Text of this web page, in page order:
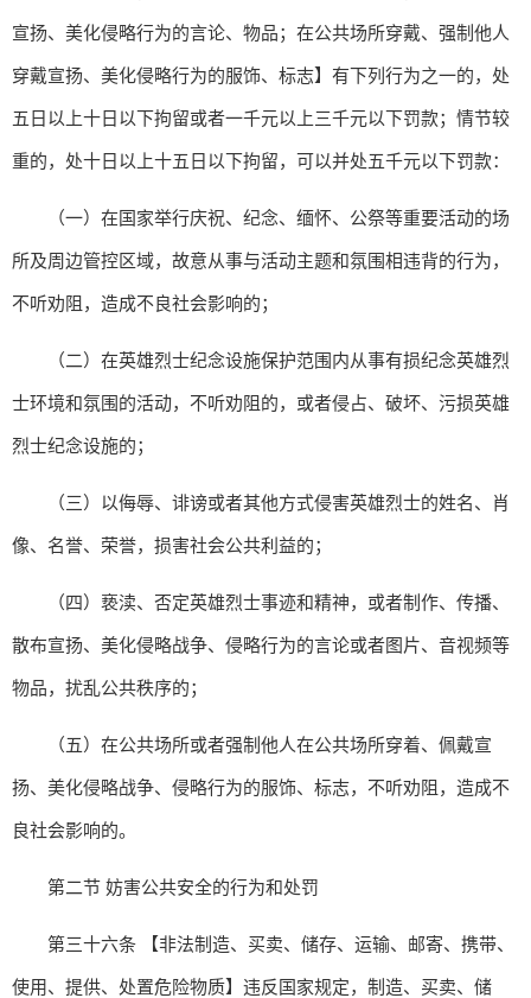
宣扬、美化侵略行为的言论、物品；在公共场所穿戴、强制他人
穿戴宣扬、美化侵略行为的服饰、标志】有下列行为之一的，处
五日以上十日以下拘留或者一千元以上三千元以下罚款；情节较
重的，处十日以上十五日以下拘留，可以并处五千元以下罚款：
（一）在国家举行庆祝、纪念、缅怀、公祭等重要活动的场
所及周边管控区域，故意从事与活动主题和氛围相违背的行为，
不听劝阻，造成不良社会影响的；
（二）在英雄烈士纪念设施保护范围内从事有损纪念英雄烈
士环境和氛围的活动，不听劝阻的，或者侵占、破坏、污损英雄
烈士纪念设施的；
（三）以侮辱、诽谤或者其他方式侵害英雄烈士的姓名、肖
像、名誉、荣誉，损害社会公共利益的；
（四）亵渎、否定英雄烈士事迹和精神，或者制作、传播、
散布宣扬、美化侵略战争、侵略行为的言论或者图片、音视频等
物品，扰乱公共秩序的；
（五）在公共场所或者强制他人在公共场所穿着、佩戴宣
扬、美化侵略战争、侵略行为的服饰、标志，不听劝阻，造成不
良社会影响的。
第二节 妨害公共安全的行为和处罚
第三十六条 【非法制造、买卖、储存、运输、邮寄、携带、
使用、提供、处置危险物质】违反国家规定，制造、买卖、储